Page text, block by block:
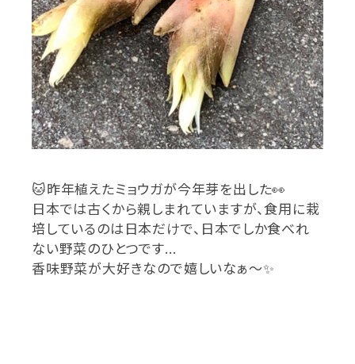
🐱昨年植えたミョウガが今年芽を出した👀
日本では古くから親しまれていますが、食用に栽
培しているのは日本だけで、日本でしか食べれ
ない野菜のひとつです…
香味野菜が大好きなので嬉しいなぁ〜✨